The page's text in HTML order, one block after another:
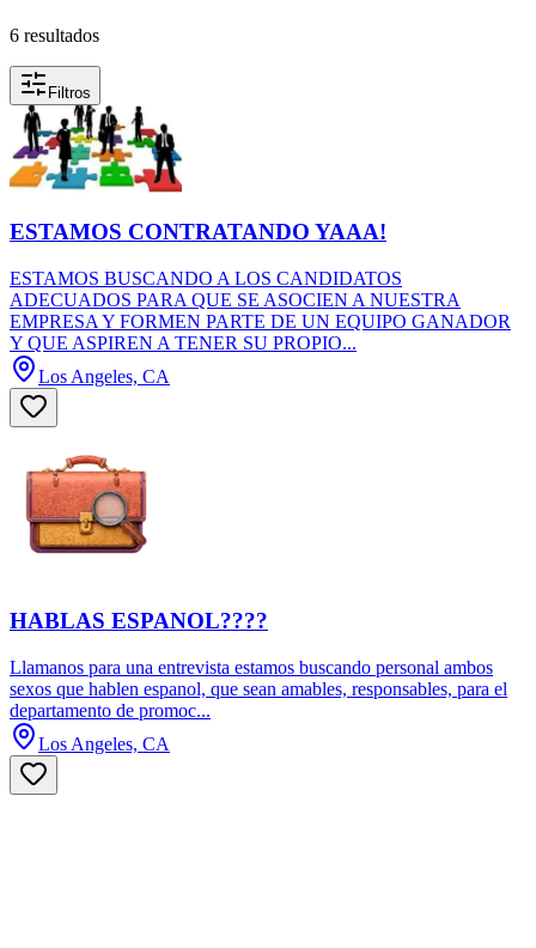
6 resultados
Filtros
ESTAMOS CONTRATANDO YAAA!
ESTAMOS BUSCANDO A LOS CANDIDATOS
ADECUADOS PARA QUE SE ASOCIEN A NUESTRA
EMPRESA Y FORMEN PARTE DE UN EQUIPO GANADOR
Y QUE ASPIREN A TENER SU PROPIO...
Los Angeles, CA
HABLAS ESPANOL????
Llamanos para una entrevista estamos buscando personal ambos
sexos que hablen espanol, que sean amables, responsables, para el
departamento de promoc...
Los Angeles, CA